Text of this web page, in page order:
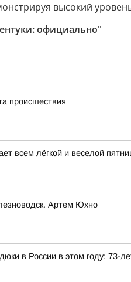
высокий
официально"
происшествия
всем лёгкой и веселой
Артем Юхно
в России в этом году: 73-